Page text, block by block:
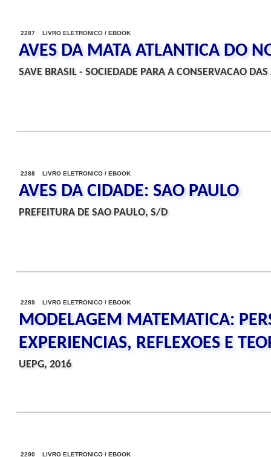
2287 LIVRO ELETRONICO / EBOOK
AVES DA MATA ATLANTICA DO
SAVE BRASIL - SOCIEDADE PARA A CONSERVACAO
2288 LIVRO ELETRONICO / EBOOK
AVES DA CIDADE: SAO PAULO
PREFEITURA DE SAO PAULO, S/D
2289 LIVRO ELETRONICO / EBOOK
MODELAGEM MATEMATICA:
EXPERIENCIAS, REFLEXOES E
UEPG, 2016
2290 LIVRO ELETRONICO / EBOOK